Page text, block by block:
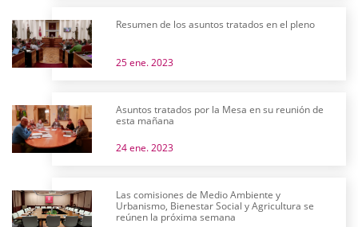
Resumen de los asuntos tratados en el pleno
25 ene. 2023
Asuntos tratados por la Mesa en su reunión de
esta mañana
24 ene. 2023
Las comisiones de Medio Ambiente y
Urbanismo, Bienestar Social y Agricultura se
reúnen la próxima semana